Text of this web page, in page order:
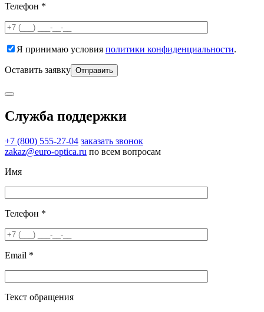
Телефон *
Я принимаю условия политики конфиденциальности.
Оставить заявку
Служба поддержки
+7 (800) 555-27-04 заказать звонок
zakaz@euro-optica.ru по всем вопросам
Имя
Телефон *
Email *
Текст обращения